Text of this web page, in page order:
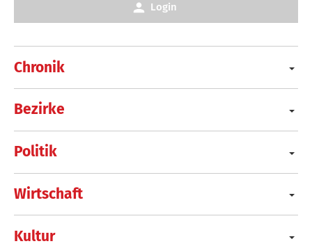
Chronik
Bezirke
Politik
Wirtschaft
Kultur
Login